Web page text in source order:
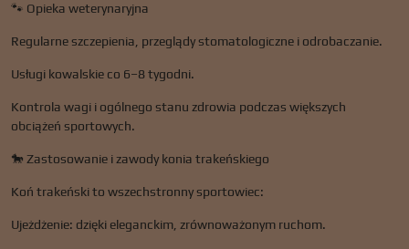
🐾 Opieka weterynaryjna
Regularne szczepienia, przeglądy stomatologiczne i odrobaczanie.
Usługi kowalskie co 6–8 tygodni.
Kontrola wagi i ogólnego stanu zdrowia podczas większych
obciążeń sportowych.
🐎 Zastosowanie i zawody konia trakeńskiego
Koń trakeński to wszechstronny sportowiec:
Ujeżdżenie: dzięki eleganckim, zrównoważonym ruchom.